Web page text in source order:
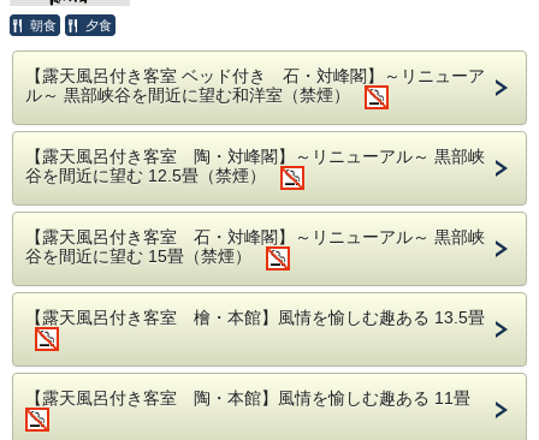
■送迎■
予約フォームの送迎の項目から新幹線（JR黒部宇
奈月温泉駅）または富山地方鉄道（宇奈月温泉駅）
の到着予定時刻をご記入ください。
※送迎は13：30〜17：00迄行なっております。
・露天風呂付のお部屋のお客様のチェックアウト時
・有線/無線LANあり
・当館ではご宿泊の約1週間前にご確認のお電話を
差し上げております。
テット」とピアニスト 蓼沼 恵美子による特別な音
楽会を開催いたします。
黒部峡谷から立山黒部アルペンルートを結ぶ歴史的
な観光ルート。情熱的なラテンの音色で門出をお祝
いしましょう。​
たりとお過ごしください。
PROGRAM
レスピーギ: リュートのための古風な舞曲とアリア
朝食 夕食
【露天風呂付き客室 ベッド付き 石・対峰閣】～リニューア
ル～ 黒部峡谷を間近に望む和洋室（禁煙）
【露天風呂付き客室 陶・対峰閣】～リニューアル～ 黒部峡
谷を間近に望む 12.5畳（禁煙）
【露天風呂付き客室 石・対峰閣】～リニューアル～ 黒部峡
谷を間近に望む 15畳（禁煙）
【露天風呂付き客室 檜・本館】風情を愉しむ趣ある 13.5畳
【露天風呂付き客室 陶・本館】風情を愉しむ趣ある 11畳